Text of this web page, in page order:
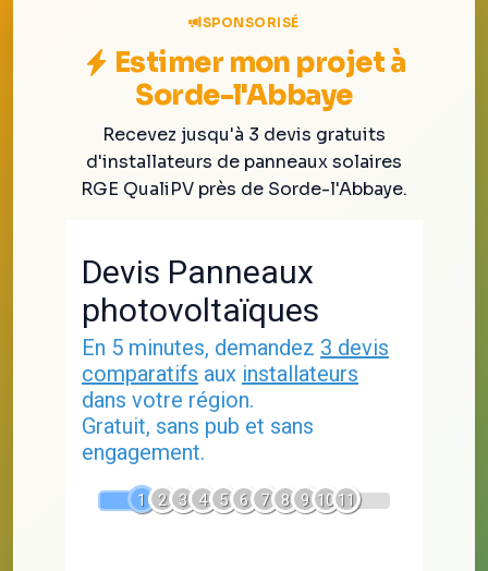
SPONSORISÉ
Estimer mon projet à
Sorde-l'Abbaye
Recevez jusqu'à 3 devis gratuits
d'installateurs de panneaux solaires
RGE QualiPV près de Sorde-l'Abbaye.
Devis Panneaux
photovoltaïques
En 5 minutes, demandez 3 devis
comparatifs aux installateurs
dans votre région.
Gratuit, sans pub et sans
engagement.
1 2 3 4 5 6 7 8 9 10 11